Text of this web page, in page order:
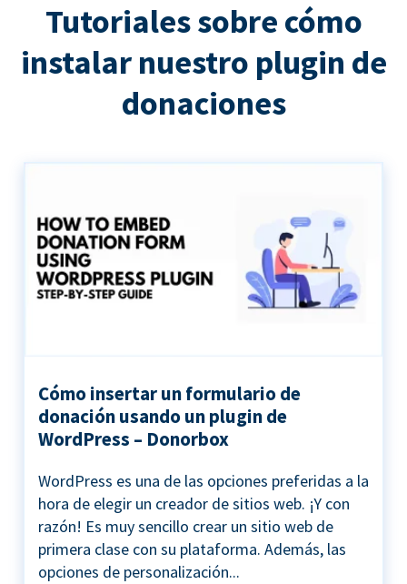
Tutoriales sobre cómo
instalar nuestro plugin de
donaciones
Cómo insertar un formulario de
donación usando un plugin de
WordPress – Donorbox
WordPress es una de las opciones preferidas a la
hora de elegir un creador de sitios web. ¡Y con
razón! Es muy sencillo crear un sitio web de
primera clase con su plataforma. Además, las
opciones de personalización...